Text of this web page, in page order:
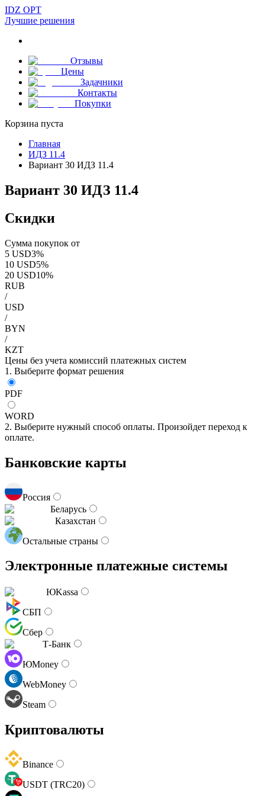
IDZ OPT
Лучшие решения
Отзывы
Цены
Задачники
Контакты
Покупки
Корзина пуста
Главная
ИДЗ 11.4
Вариант 30 ИДЗ 11.4
Вариант 30 ИДЗ 11.4
Скидки
Сумма покупок от
5 USD3%
10 USD5%
20 USD10%
RUB
/
USD
/
BYN
/
KZT
Цены без учета комиссий платежных систем
1. Выберите формат решения
PDF
WORD
2. Выберите нужный способ оплаты. Произойдет переход к
оплате.
Банковские карты
Россия
Беларусь
Казахстан
Остальные страны
Электронные платежные системы
ЮKassa
СБП
Сбер
Т-Банк
ЮMoney
WebMoney
Steam
Криптовалюты
Binance
USDT (TRC20)